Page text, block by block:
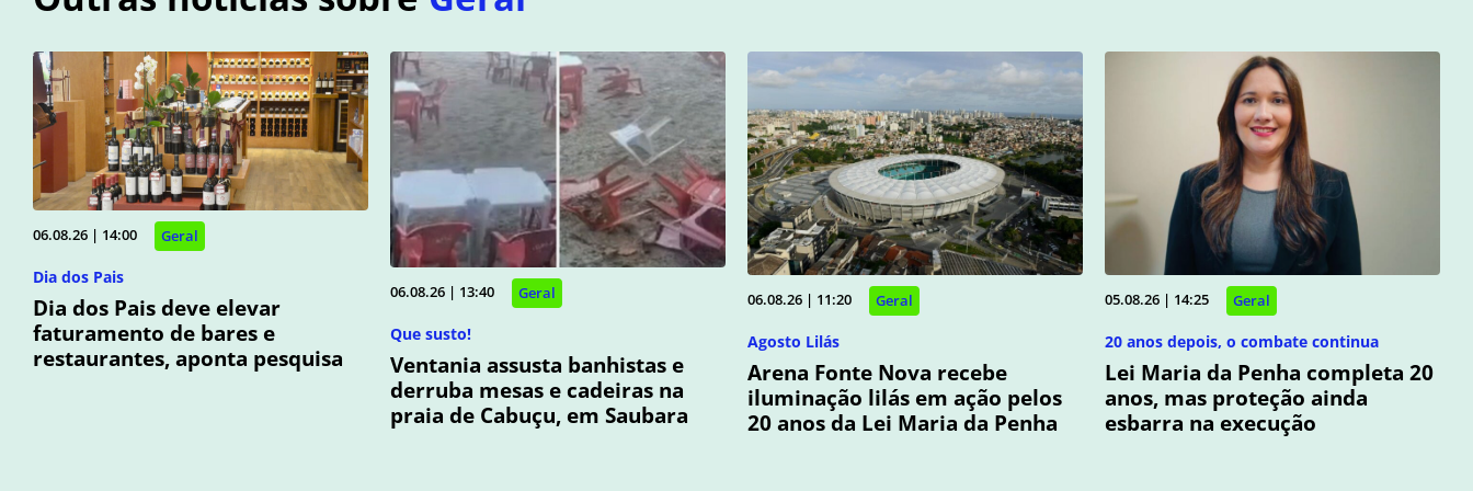
06.08.26 | 14:00 Geral
Dia dos Pais
Dia dos Pais deve elevar
faturamento de bares e
restaurantes, aponta pesquisa
06.08.26 | 13:40 Geral
Que susto!
Ventania assusta banhistas e
derruba mesas e cadeiras na
praia de Cabuçu, em Saubara
06.08.26 | 11:20 Geral
Agosto Lilás
Arena Fonte Nova recebe
iluminação lilás em ação pelos
20 anos da Lei Maria da Penha
05.08.26 | 14:25 Geral
20 anos depois, o combate continua
Lei Maria da Penha completa 20
anos, mas proteção ainda
esbarra na execução